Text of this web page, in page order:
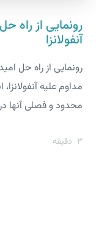
رونمایی از راه
آنفولانزا
رونمایی از راه حل
مداوم علیه
محدود و فصلی آنها
3 دقیقه